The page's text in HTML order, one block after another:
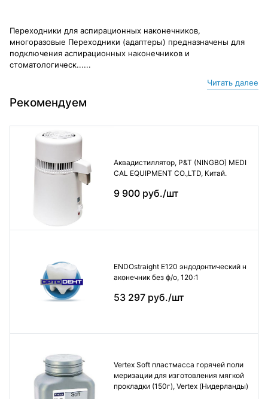
Переходники для аспирационных наконечников,
многоразовые Переходники (адаптеры) предназначены для
подключения аспирационных наконечников и
стоматологическ......
Читать далее
Рекомендуем
Аквадистиллятор, P&T (NINGBO) MEDI
CAL EQUIPMENT CO.,LTD, Китай.
9 900 руб./шт
ENDOstraight E120 эндодонтический н
аконечник без ф/о, 120:1
53 297 руб./шт
Vertex Soft пластмасса горячей поли
меризации для изготовления мягкой
прокладки (150г), Vertex (Нидерланды)